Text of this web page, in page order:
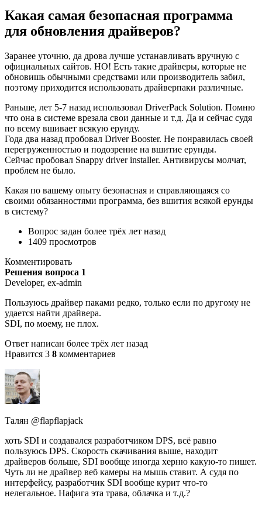
Какая самая безопасная программа
для обновления драйверов?
Заранее уточню, да дрова лучше устанавливать вручную с
официальных сайтов. НО! Есть такие драйверы, которые не
обновишь обычными средствами или производитель забил,
поэтому приходится использовать драйверпаки различные.
Раньше, лет 5-7 назад использовал DriverPack Solution. Помню
что она в системе врезала свои данные и т.д. Да и сейчас судя
по всему вшивает всякую ерунду.
Года два назад пробовал Driver Booster. Не понравилась своей
перегруженностью и подозрение на вшитие ерунды.
Сейчас пробовал Snappy driver installer. Антивирусы молчат,
проблем не было.
Какая по вашему опыту безопасная и справляющаяся со
своими обязанностями программа, без вшития всякой ерунды
в систему?
Вопрос задан более трёх лет назад
1409 просмотров
Комментировать
Решения вопроса 1
Developer, ex-admin
Пользуюсь драйвер паками редко, только если по другому не
удается найти драйвера.
SDI, по моему, не плох.
Ответ написан более трёх лет назад
Нравится 3 8 комментариев
Талян @flapflapjack
хоть SDI и создавался разработчиком DPS, всё равно
пользуюсь DPS. Скорость скачивания выше, находит
драйверов больше, SDI вообще иногда херню какую-то пишет.
Чуть ли не драйвер веб камеры на мышь ставит. А судя по
интерфейсу, разработчик SDI вообще курит что-то
нелегальное. Нафига эта трава, облачка и т.д.?